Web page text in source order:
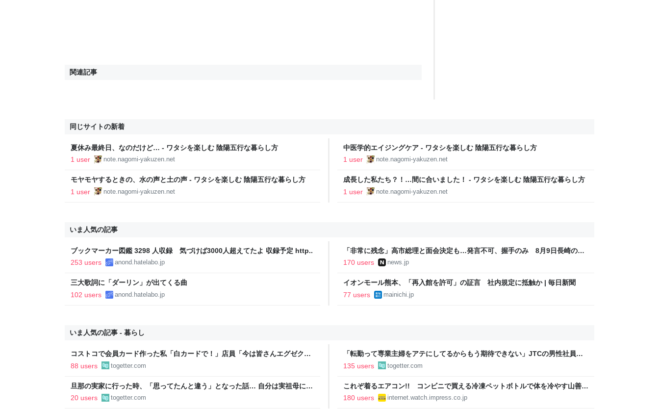
関連記事
同じサイトの新着
夏休み最終日、なのだけど… - ワタシを楽しむ 陰陽五行な暮らし方
1 user
note.nagomi-yakuzen.net
中医学的エイジングケア - ワタシを楽しむ 陰陽五行な暮らし方
1 user
note.nagomi-yakuzen.net
モヤモヤするときの、水の声と土の声 - ワタシを楽しむ 陰陽五行な暮らし方
1 user
note.nagomi-yakuzen.net
成長した私たち？！…間に合いました！ - ワタシを楽しむ 陰陽五行な暮らし方
1 user
note.nagomi-yakuzen.net
いま人気の記事
ブックマーカー図鑑 3298 人収録 気づけば3000人超えてたよ 収録予定 http..
253 users
anond.hatelabo.jp
「非常に残念」高市総理と面会決定も…発言不可、握手のみ 8月9日長崎の被
爆体験者「何のために」 | NEWSjp
170 users news.jp
三大歌詞に「ダーリン」が出てくる曲
102 users
anond.hatelabo.jp
イオンモール熊本、「再入館を許可」の証言 社内規定に抵触か | 毎日新聞
77 users
mainichi.jp
いま人気の記事 - 暮らし
コストコで会員カード作った私「白カードで！」店員「今は皆さんエグゼクテ
ィブカードしか作りませんけど？」→コストコのカード勧誘はやたら圧が強い
88 users togetter.com
「転勤って専業主婦をアテにしてるからもう期待できない」JTCの男性社員が
転勤を命じられるも「妻は3倍稼いでるので、それなら辞める」と言ったら、転
135 users togetter.com
旦那の実家に行った時、「思ってたんと違う」となった話… 自分は実祖母に
「嫁いだらお客様じゃないから。恥じぬようしっかり働け」と言われていたの
で、嫁ぎ先で嫌われたら終わりと思い、張り切っていた
20 users togetter.com
これぞ着るエアコン!! コンビニで買える冷凍ペットボトルで体を冷やす山善の
水冷ベストがロードバイクにちょうどいい【ぼっち・ざ・ろーど！その14】
【空いた時間でなにしてる？】
180 users internet.watch.impress.co.jp